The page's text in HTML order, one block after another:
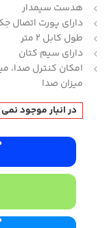
هدست سیمدار
دارای پورت اتصال جک 3.5 میلی
طول کابل 2 متر
دارای سیم کتان
امکان کنترل صدا،
میزان صدا
در انبار موجود